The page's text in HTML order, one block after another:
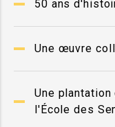
50 ans
Une œuvre
Une
l'École des